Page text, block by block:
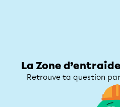
La Zone
Retrouve ta question